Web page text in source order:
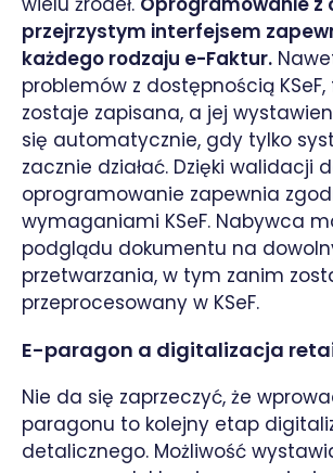
przejrzystym interfejsem
każdego rodzaju e-Faktur.
problemów z dostępnością
zostaje zapisana, a jej
się automatycznie, gdy tylko
zacznie działać. Dzięki walidacji
oprogramowanie zapewnia
wymaganiami KSeF. Nabywca
podglądu dokumentu na
przetwarzania, w tym zanim
przeprocesowany w KSeF.
E-paragon a digitalizacja
Nie da się zaprzeczyć, że
paragonu to kolejny etap
detalicznego. Możliwość